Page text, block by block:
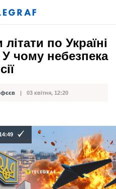
по Україні
чому небезпека
03 квітня, 12:20